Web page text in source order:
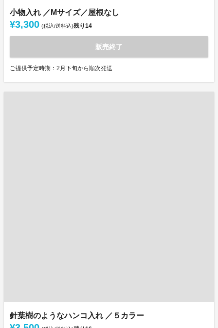
小物入れ ／Mサイズ／屋根なし
¥3,300 (税込/送料込)残り14
販売終了
ご提供予定時期：2月下旬から順次発送
針葉樹のようなハンコ入れ ／５カラー